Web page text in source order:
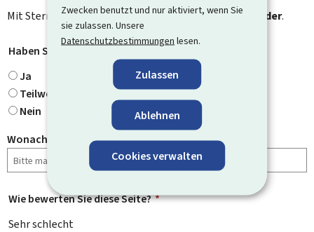
Zwecken benutzt und nur aktiviert, wenn Sie
sie zulassen. Unsere
Datenschutzbestimmungen lesen.
Zulassen
Ablehnen
Cookies verwalten
Mit Stern gekennzeichnete Felder ( * ) sindPflichtfelder.
Haben Sie gefunden, wonach Sie gesucht haben?
Ja
Teilweise
Nein
Wonach haben Sie gesucht?
Wie bewerten Sie diese Seite? *
Sehr schlecht